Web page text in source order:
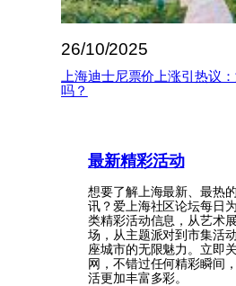
26/10/2025
上海迪士尼票价上涨引热议
吗？
最新精彩活动
想要了解上海最新、最热
讯？爱上海社区论坛每日
类精彩活动信息，从艺术
场，从主题派对到市集活
座城市的无限魅力。立即
网，不错过任何精彩瞬间
活更加丰富多彩。